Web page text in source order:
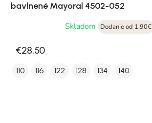
bavlnené Mayoral 4502-052
Skladom
Dodanie od 1,90€
€28,50
110 116 122 128 134 140